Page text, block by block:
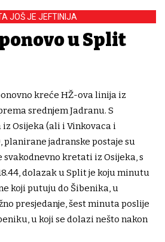
JOŠ JE JEFTINIJA
u Split
kreće HŽ-ova linija iz
srednjem Jadranu. S
Osijeka (ali i Vinkovaca i
planirane jadranske postaje su
kretati iz Osijeka, s
dolazak u Split je koju minutu
koji putuju do Šibenika, u
presjedanje, šest minuta poslije
u koji se dolazi nešto nakon